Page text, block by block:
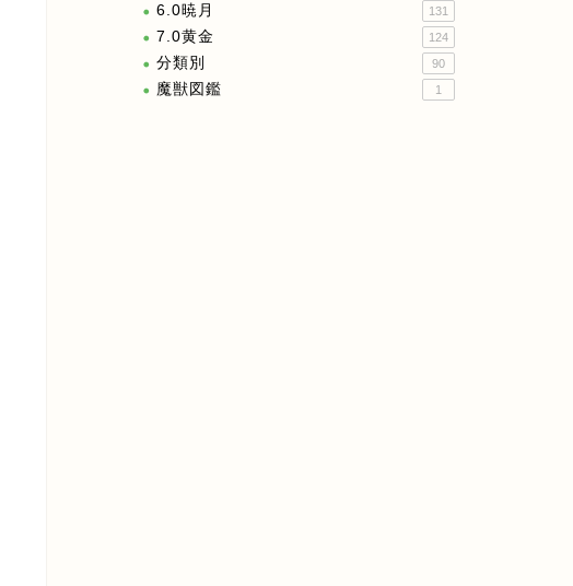
6.0暁月 131
7.0黄金 124
分類別 90
魔獣図鑑 1